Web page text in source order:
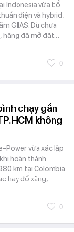
Indonesia vừa bổ
điện và hybrid,
GIIAS. Dù chưa
hãng đã mở đặt…
0
chạy gần
không
Power vừa xác lập
hoàn thành
km tại Colombia
hay đổ xăng,…
0